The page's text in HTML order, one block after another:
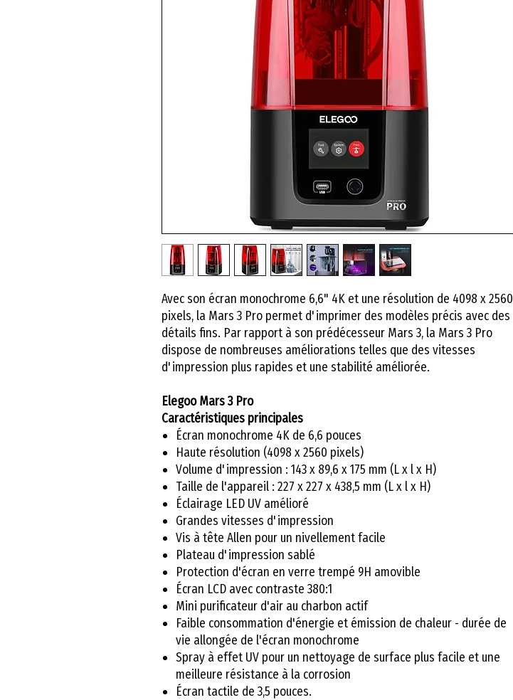
Avec son écran monochrome 6,6" 4K et une résolution de 4098 x 2560
pixels, la Mars 3 Pro permet d'imprimer des modèles précis avec des
détails fins. Par rapport à son prédécesseur Mars 3, la Mars 3 Pro
dispose de nombreuses améliorations telles que des vitesses
d'impression plus rapides et une stabilité améliorée.
Elegoo Mars 3 Pro
Caractéristiques principales
Écran monochrome 4K de 6,6 pouces
Haute résolution (4098 x 2560 pixels)
Volume d'impression : 143 x 89,6 x 175 mm (L x l x H)
Taille de l'appareil : 227 x 227 x 438,5 mm (L x l x H)
Éclairage LED UV amélioré
Grandes vitesses d'impression
Vis à tête Allen pour un nivellement facile
Plateau d'impression sablé
Protection d'écran en verre trempé 9H amovible
Écran LCD avec contraste 380:1
Mini purificateur d'air au charbon actif
Faible consommation d'énergie et émission de chaleur - durée de
vie allongée de l'écran monochrome
Spray à effet UV pour un nettoyage de surface plus facile et une
meilleure résistance à la corrosion
Écran tactile de 3,5 pouces.